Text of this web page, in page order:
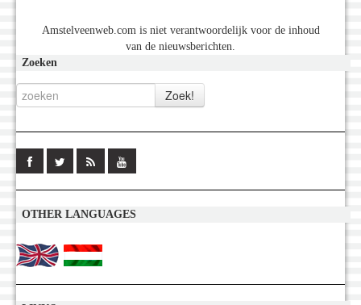
Amstelveenweb.com is niet verantwoordelijk voor de inhoud
van de nieuwsberichten.
Zoeken
OTHER LANGUAGES